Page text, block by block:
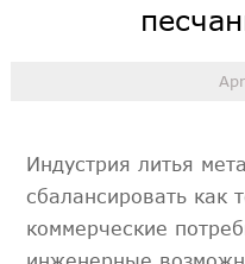
Индустрия литья
сбалансировать как
коммерческие